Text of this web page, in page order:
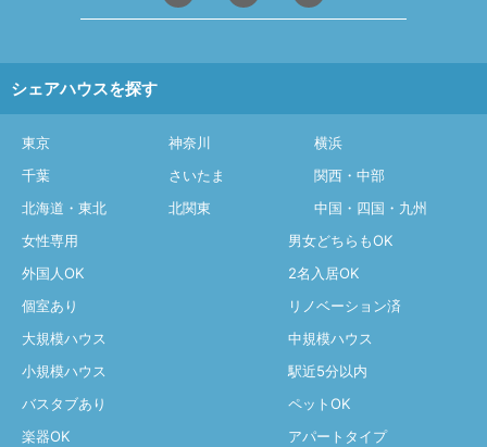
シェアハウスを探す
東京 神奈川
横浜
千葉
さいたま
関西・中部
北海道・東北
北関東
中国・四国・九州
女性専用
男女どちらもOK
外国人OK
2名入居OK
個室あり
リノベーション済
大規模ハウス
中規模ハウス
小規模ハウス
駅近5分以内
バスタブあり
ペットOK
楽器OK
アパートタイプ